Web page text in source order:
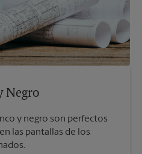
Negro
y negro son perfectos
las pantallas de los